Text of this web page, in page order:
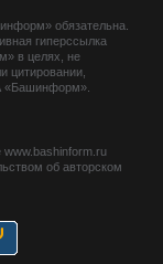
обязательна.
гиперссылка
в целях, не
цитировании,
«Башинформ».
об авторском